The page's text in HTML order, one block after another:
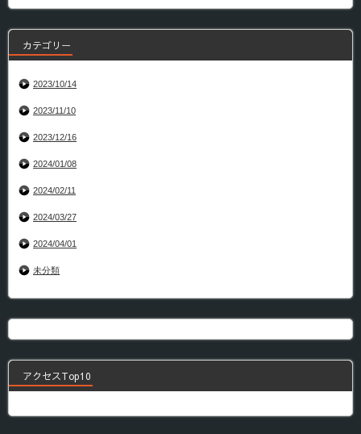
カテゴリー
2023/10/14
2023/11/10
2023/12/16
2024/01/08
2024/02/11
2024/03/27
2024/04/01
未分類
アクセスTop10